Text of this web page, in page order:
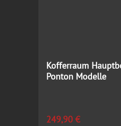
Kofferraum
Ponton Modelle
Regulärer Preis:
249,90 €